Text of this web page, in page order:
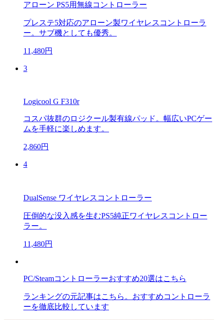
アローン PS5用無線コントローラー
プレステ5対応のアローン製ワイヤレスコントローラ
ー。サブ機としても優秀。
11,480円
3
Logicool G F310r
コスパ抜群のロジクール製有線パッド。幅広いPCゲー
ムを手軽に楽しめます。
2,860円
4
DualSense ワイヤレスコントローラー
圧倒的な没入感を生むPS5純正ワイヤレスコントロー
ラー。
11,480円
PC/Steamコントローラーおすすめ20選はこちら
ランキングの元記事はこちら。おすすめコントローラ
ーを徹底比較しています